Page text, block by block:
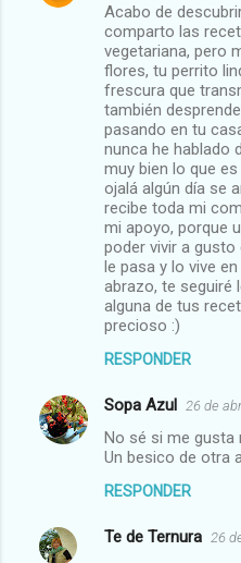
Acabo de
comparto las
vegetariana, pero
flores, tu perrito
frescura que
también
pasando en tu
nunca he hablado
muy bien lo que
ojalá algún día se
recibe toda mi
mi apoyo, porque
poder vivir a
le pasa y lo vive
abrazo, te seguiré
alguna de tus
precioso :)
RESPONDER
Sopa Azul 26 de
No sé si me gusta
Un besico de otra
RESPONDER
Te de Ternura 26